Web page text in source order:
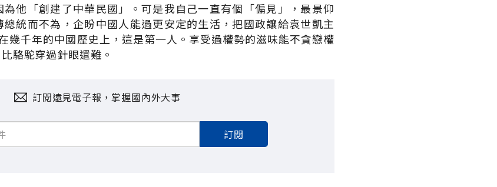
他「創建了中華民國」。可是我自己一直有個「偏見」，最景仰
統而不為，企盼中國人能過更安定的生活，把國政讓給袁世凱主
幾千年的中國歷史上，這是第一人。享受過權勢的滋味能不貪戀權
駱駝穿過針眼還難。
訂閱遠見電子報，掌握國內外大事
訂閱